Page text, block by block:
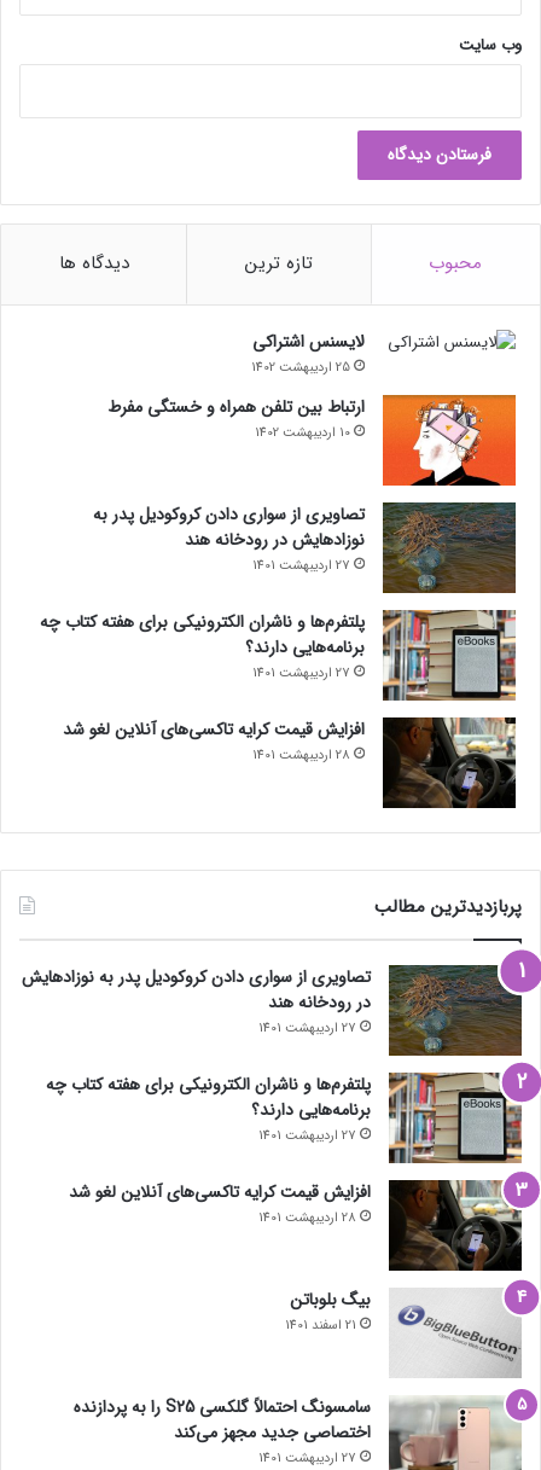
هوشمند، این فناوری تأثیر عمیق‌تری روی فناوری رانندگی هوشمند
چین ایجاد خواهد کرد؛ زیرا سرعت انباشت و تکرار داده‌ها افزایش
خواهد یافت. معتقدم که رانندگی هوشمند به ویژگی اساسی برای
حتما بخوانید :این گوشی‌ها مستقیماً به اینترنت ماهواره‌ای
استارلینک متصل می‌شوند
وب‌ سایت
محبوب تازه ترین دیدگاه ها
لایسنس اشتراکی
25 اردیبهشت 1402
ارتباط بین تلفن همراه و خستگی مفرط
10 اردیبهشت 1402
تصاویری از سواری دادن کروکودیل پدر به
نوزادهایش در رودخانه هند
27 اردیبهشت 1401
پلتفرم‌ها و ناشران الکترونیکی برای هفته کتاب چه
برنامه‌هایی دارند؟
27 اردیبهشت 1401
افزایش قیمت کرایه تاکسی‌های آنلاین لغو شد
28 اردیبهشت 1401
پربازدیدترین مطالب
تصاویری از سواری دادن کروکودیل پدر به نوزادهایش
در رودخانه هند
27 اردیبهشت 1401
پلتفرم‌ها و ناشران الکترونیکی برای هفته کتاب چه
برنامه‌هایی دارند؟
27 اردیبهشت 1401
افزایش قیمت کرایه تاکسی‌های آنلاین لغو شد
28 اردیبهشت 1401
بیگ بلوباتن
21 اسفند 1401
سامسونگ احتمالاً گلکسی S25 را به پردازنده
اختصاصی جدید مجهز می‌کند
27 اردیبهشت 1401